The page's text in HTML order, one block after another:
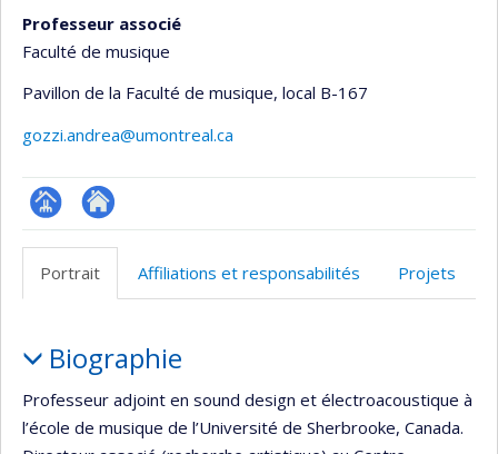
Professeur associé
Faculté de musique
Pavillon de la Faculté de musique, local B-167
gozzi.andrea@umontreal.ca
Page Site
recherche
Portrait Affiliations et responsabilités Projets
Biographie
Professeur adjoint en sound design et électroacoustique à
l’école de musique de l’Université de Sherbrooke, Canada.